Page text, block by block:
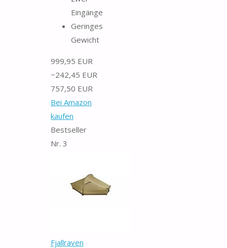
Eingänge
Geringes
Gewicht
999,95 EUR
−242,45 EUR
757,50 EUR
Bei Amazon
kaufen
Bestseller
Nr. 3
Fjallraven